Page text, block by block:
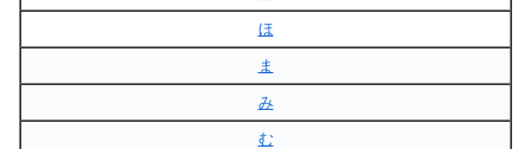
ほ
ま
み
む